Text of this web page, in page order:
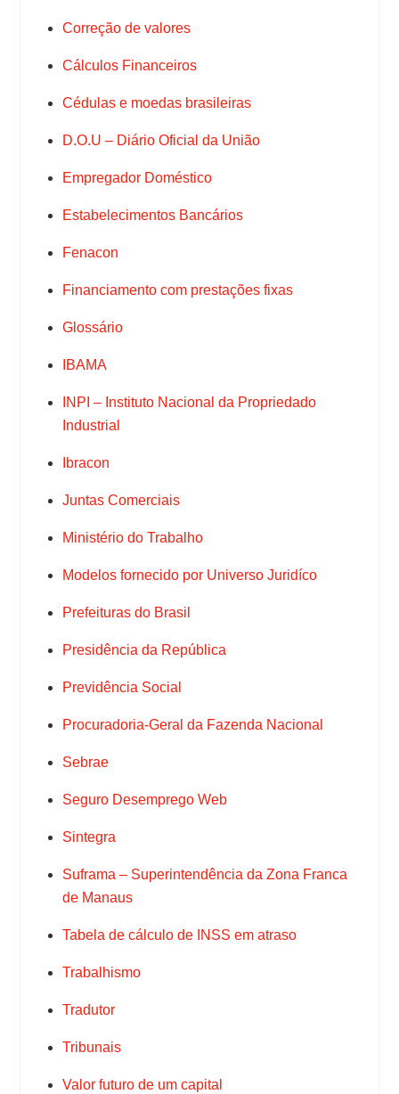
Correção de valores
Cálculos Financeiros
Cédulas e moedas brasileiras
D.O.U – Diário Oficial da União
Empregador Doméstico
Estabelecimentos Bancários
Fenacon
Financiamento com prestações fixas
Glossário
IBAMA
INPI – Instituto Nacional da Propriedado
Industrial
Ibracon
Juntas Comerciais
Ministério do Trabalho
Modelos fornecido por Universo Juridíco
Prefeituras do Brasil
Presidência da República
Previdência Social
Procuradoria-Geral da Fazenda Nacional
Sebrae
Seguro Desemprego Web
Sintegra
Suframa – Superintendência da Zona Franca
de Manaus
Tabela de cálculo de INSS em atraso
Trabalhismo
Tradutor
Tribunais
Valor futuro de um capital